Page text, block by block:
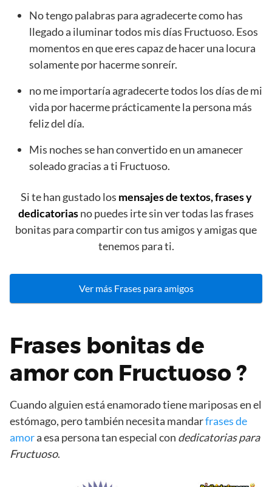
No tengo palabras para agradecerte como has
llegado a iluminar todos mis días Fructuoso. Esos
momentos en que eres capaz de hacer una locura
solamente por hacerme sonreír.
no me importaría agradecerte todos los días de mi
vida por hacerme prácticamente la persona más
feliz del día.
Mis noches se han convertido en un amanecer
soleado gracias a ti Fructuoso.
Si te han gustado los mensajes de textos, frases y
dedicatoriasno puedes irte sin ver todas las frases
bonitas para compartir con tus amigos y amigas que
tenemos para ti.
Ver más Frases para amigos
Frases bonitas de
amor con Fructuoso ?
Cuando alguien está enamorado tiene mariposas en el
estómago, pero también necesita mandarfrases de
amora esa persona tan especial con dedicatorias para
Fructuoso.